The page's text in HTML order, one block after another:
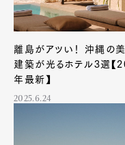
Pen
Official
Pen
離島がアツい！ 沖縄の
建築が光るホテル3選【
年最新】
2025.6.24